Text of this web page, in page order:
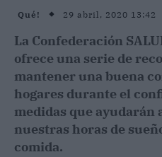
Qué! 29 abril, 2020 13:42
La Confederación
ofrece una serie de
mantener una buena
hogares durante el
medidas que ayudarán
nuestras horas de
comida.